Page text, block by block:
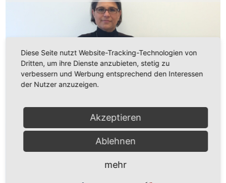
Diese Seite nutzt Website-Tracking-Technologien von
Dritten, um ihre Dienste anzubieten, stetig zu
verbessern und Werbung entsprechend den Interessen
der Nutzer anzuzeigen.
Akzeptieren
Ablehnen
mehr